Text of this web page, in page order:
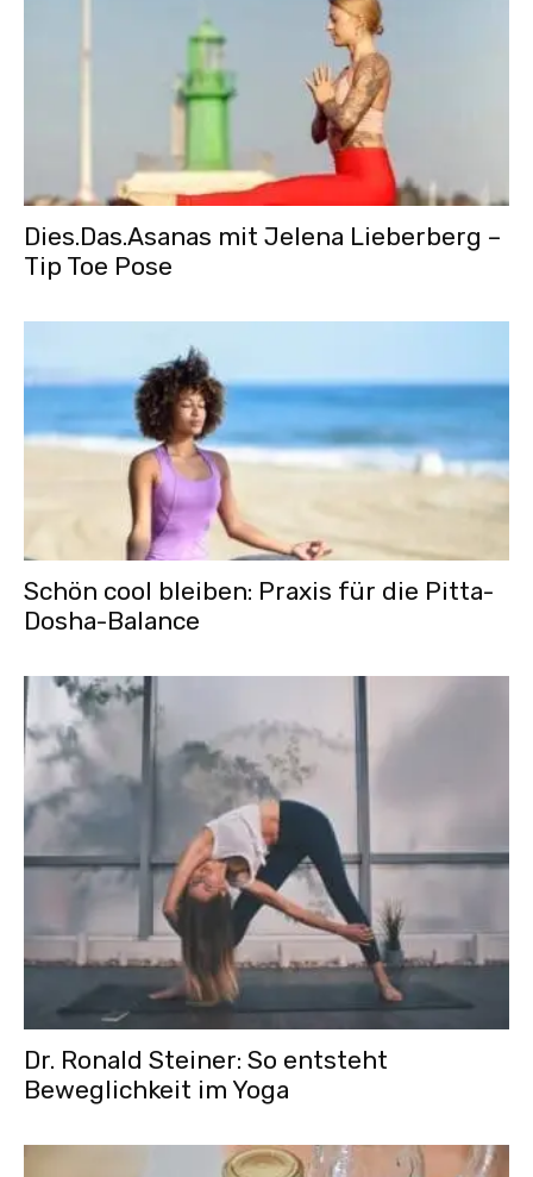
Dies.Das.Asanas mit Jelena Lieberberg –
Tip Toe Pose
Schön cool bleiben: Praxis für die Pitta-
Dosha-Balance
Dr. Ronald Steiner: So entsteht
Beweglichkeit im Yoga